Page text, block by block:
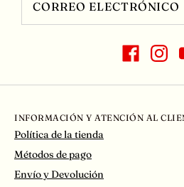
INFORMACIÓN Y ATENCIÓN AL
Política de la tienda
Métodos de pago
Envío y Devolución